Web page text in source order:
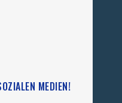
MEDIEN!